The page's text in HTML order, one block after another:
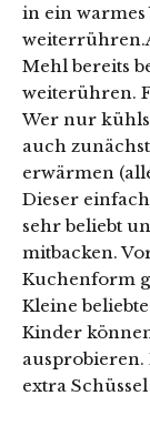
in ein warmes
Mehl bereits
weiterühren.
Wer nur
auch
erwärmen
Dieser
sehr beliebt
mitbacken.
Kuchenform
Kleine
Kinder
ausprobieren.
extra